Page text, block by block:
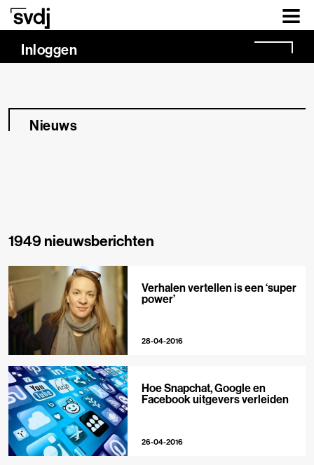
Naar hoofdinhoud
Inloggen
Nieuws
1949 nieuwsberichten
Verhalen vertellen is een ‘super
power’
28-04-2016
Hoe Snapchat, Google en
Facebook uitgevers verleiden
26-04-2016